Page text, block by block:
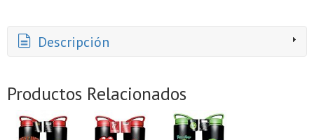
Descripción
Productos Relacionados